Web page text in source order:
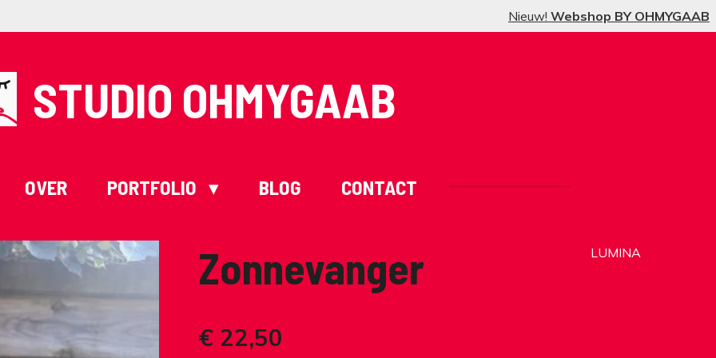
Nieuw! Webshop BY OHMYGAAB
STUDIO OHMYGAAB
OVER PORTFOLIO BLOG CONTACT
Zonnevanger LUMINA
€ 22,50